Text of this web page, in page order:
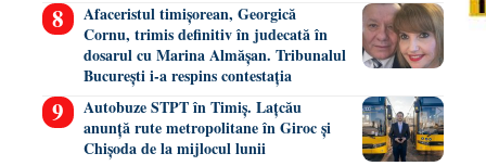
Afaceristul timișorean, Georgică
Cornu, trimis definitiv în judecată în
dosarul cu Marina Almășan. Tribunalul
București i-a respins contestația
Autobuze STPT în Timiș. Lațcău
anunță rute metropolitane în Giroc și
Chișoda de la mijlocul lunii